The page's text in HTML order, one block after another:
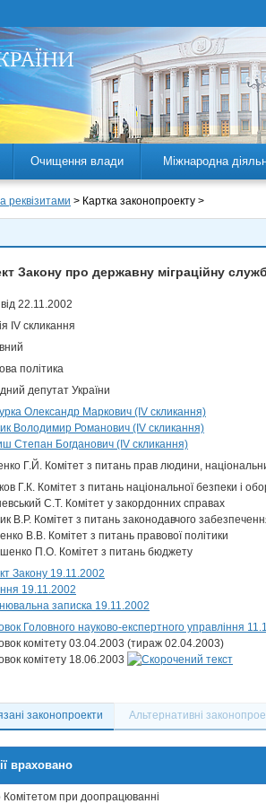
Очищення влади Міжнародна
реквізитами > Картка законопроекту >
Закону про державну міграційну
22.11.2002
IV скликання
політика
депутат України
Олександр Маркович (IV скликання)
Володимир Романович (IV скликання)
Степан Богданович (IV скликання)
Г.Й. Комітет з питань прав людини,
Г.К. Комітет з питань національної безпеки і
С.Т. Комітет у закордонних справах
В.Р. Комітет з питань законодавчого
В.В. Комітет з питань правової політики
П.О. Комітет з питань бюджету
Закону 19.11.2002
19.11.2002
записка 19.11.2002
Головного науково-експертного управління
комітету 03.04.2003 (тираж 02.04.2003)
комітету 18.06.2003
законопроекти Альтернативні
враховано
Комітетом при доопрацюванні